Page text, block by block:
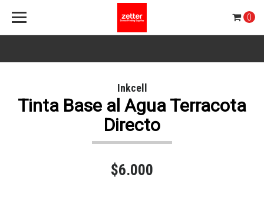
0
Inkcell
Tinta Base al Agua Terracota
Directo
$6.000